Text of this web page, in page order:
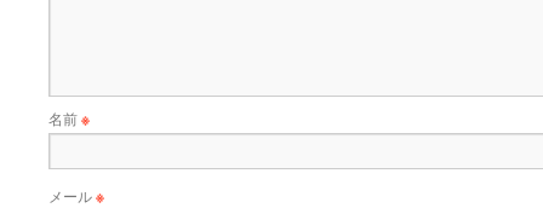
名前※
メール※